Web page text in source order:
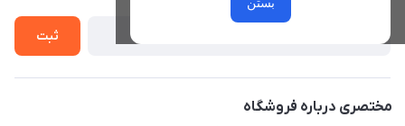
ثبت
مختصری درباره فروشگاه